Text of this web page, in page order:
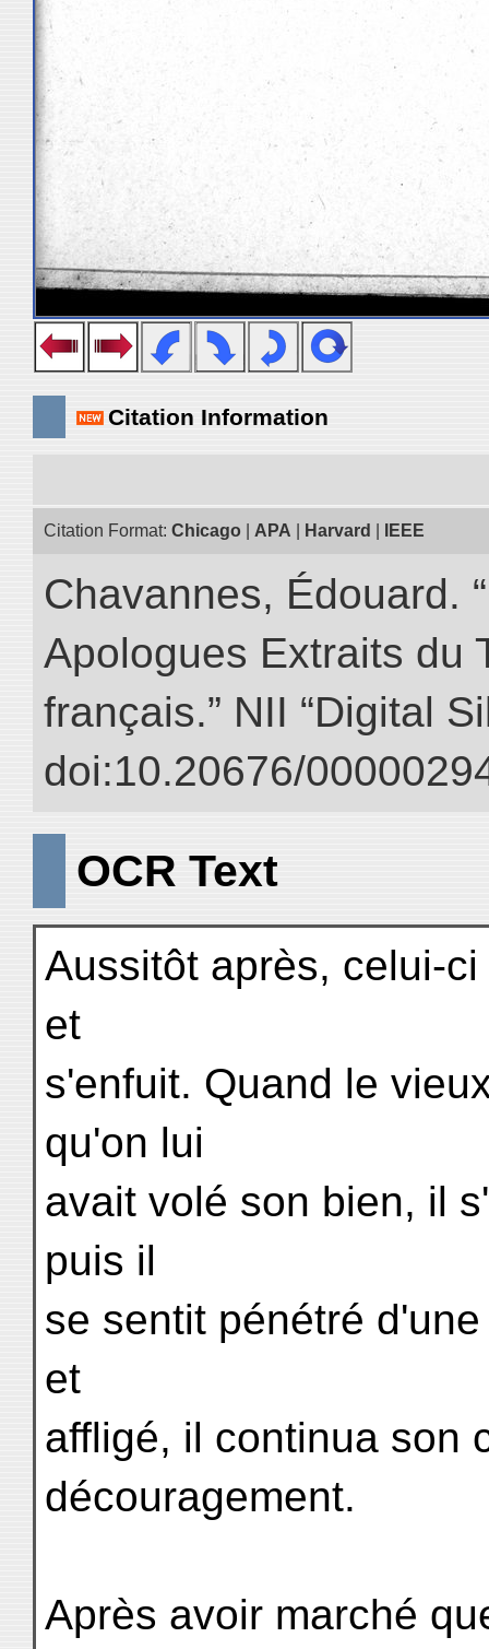
Citation Information
Citation Format: Chicago APA Harvard IEEE
Chavannes, Édouard.
Apologues Extraits du
français.” NII “Digital
doi:10.20676/
OCR Text
Aussitôt après, celui-
et
s'enfuit. Quand le
qu'on lui
avait volé son bien, il
puis il
se sentit pénétré
et
affligé, il continua son
découragement.
Après avoir marché